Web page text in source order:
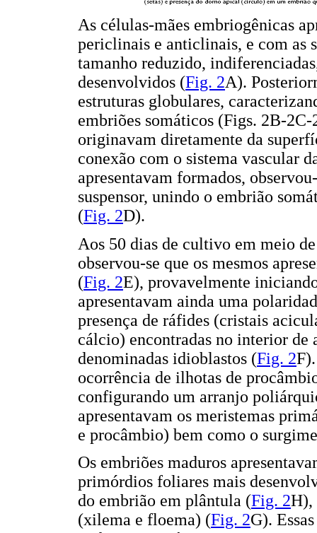
As células-mães embriogênicas
periclinais e anticlinais, e com as
tamanho reduzido,
desenvolvidos (Fig. 2A).
estruturas globulares,
embriões somáticos (Figs. 2B-
originavam diretamente da
conexão com o sistema vascular
apresentavam formados,
suspensor, unindo o embrião
(Fig. 2D).
Aos 50 dias de cultivo em meio
observou-se que os mesmos
(Fig. 2E), provavelmente
apresentavam ainda uma
presença de ráfides (cristais
cálcio) encontradas no interior de
denominadas idioblastos (Fig. 2
ocorrência de ilhotas de
configurando um arranjo
apresentavam os meristemas
e procâmbio) bem como o
Os embriões maduros
primórdios foliares mais
do embrião em plântula (Fig. 2H),
(xilema e floema) (Fig. 2G).